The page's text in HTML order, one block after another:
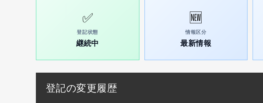
✅
登記状態
継続中
🆕
情報区分
最新情報
登記の変更履歴